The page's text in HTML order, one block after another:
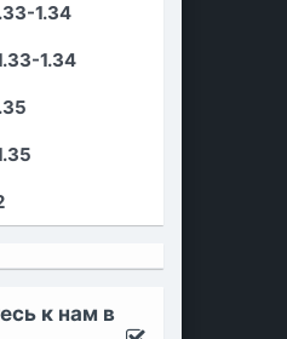
1.34
1.34
к нам в